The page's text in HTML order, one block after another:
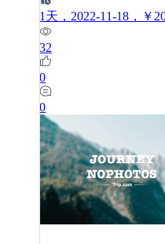
1 天 ，2022-11-18 ，￥
32
0
0